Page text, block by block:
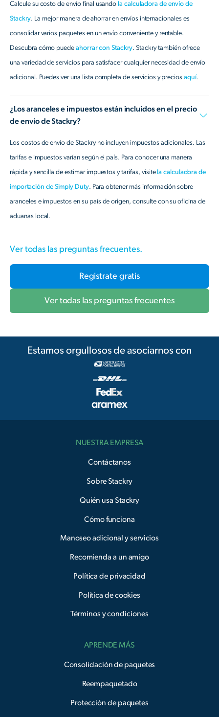
Calcule su costo de envío final usando la calculadora de envío de
Stackry. La mejor manera de ahorrar en envíos internacionales es
consolidar varios paquetes en un envío conveniente y rentable.
Descubra cómo puedeahorrar con Stackry. Stackry también ofrece
una variedad de servicios para satisfacer cualquier necesidad de envío
adicional. Puedes ver una lista completa de servicios y preciosaquí.
¿Los aranceles e impuestos están incluidos en el precio
de envío de Stackry?
Los costos de envío de Stackry no incluyen impuestos adicionales. Las
tarifas e impuestos varían según el país. Para conocer una manera
rápida y sencilla de estimar impuestos y tarifas, visite la calculadora de
importación de Simply Duty. Para obtener más información sobre
aranceles e impuestos en su país de origen, consulte con su oficina de
aduanas local.
Ver todas las preguntas frecuentes.
Registrate gratis
Ver todas las preguntas frecuentes
Estamos orgullosos de asociarnos con
NUESTRA EMPRESA
Contáctanos
Sobre Stackry
Quién usa Stackry
Cómo funciona
Manoseo adicional y servicios
Recomienda a un amigo
Política de privacidad
Política de cookies
Términos y condiciones
APRENDE MÁS
Consolidación de paquetes
Reempaquetado
Protección de paquetes